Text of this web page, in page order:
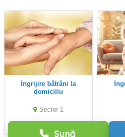
Sună
Îngrijire bătrâni la
domiciliu
Sector 1